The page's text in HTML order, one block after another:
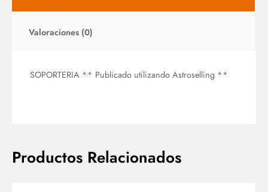
Valoraciones (0)
SOPORTERIA ** Publicado utilizando Astroselling **
Productos Relacionados